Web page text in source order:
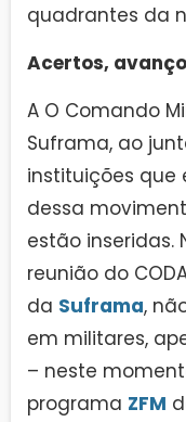
quadrantes da
Acertos,
A O Comando
Suframa, ao
instituições que
dessa
estão inseridas.
reunião do
da Suframa,
em militares,
– neste
programa ZFM